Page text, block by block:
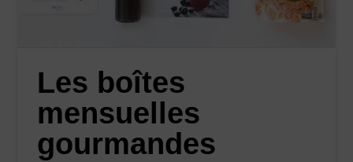
Les boîtes
mensuelles
gourmandes